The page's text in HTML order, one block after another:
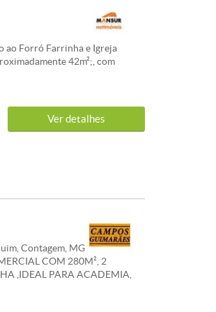
ao Forró Farrinha e Igreja
42m²;, com
e madeira com pintura nova.
Ver detalhes
Contagem, MG
COM 280M², 2
,IDEAL PARA ACADEMIA,
COMERCIAL,